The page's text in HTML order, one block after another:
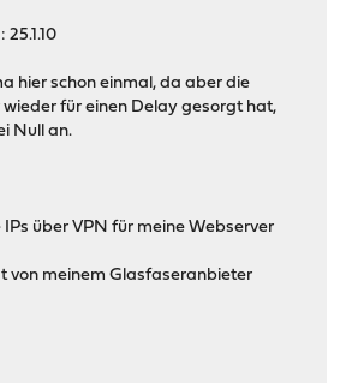
hier schon einmal, da aber die
für einen Delay gesorgt hat,
Null an.
über VPN für meine Webserver
von meinem Glasfaseranbieter